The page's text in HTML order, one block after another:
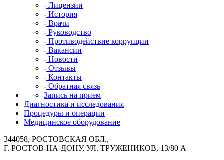
- Лицензии
- История
- Врачи
- Руководство
- Противодействие коррупции
- Вакансии
- Новости
- Отзывы
- Контакты
- Обратная связь
Запись на прием
Диагностика и исследования
Процедуры и операции
Медицинское оборудование
344058, РОСТОВСКАЯ ОБЛ.,
Г. РОСТОВ-НА-ДОНУ, УЛ. ТРУЖЕНИКОВ, 13/80 А